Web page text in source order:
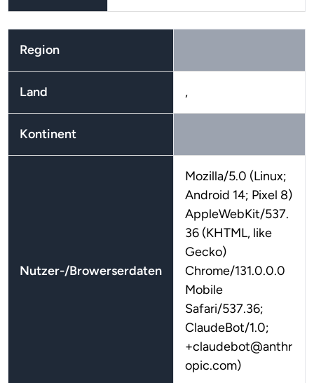
Region
Land ,
Kontinent
Nutzer-/Browerserdaten
Mozilla/5.0 (Linux;
Android 14; Pixel 8)
AppleWebKit/537.
36 (KHTML, like
Gecko)
Chrome/131.0.0.0
Mobile
Safari/537.36;
ClaudeBot/1.0;
+claudebot@anthr
opic.com)